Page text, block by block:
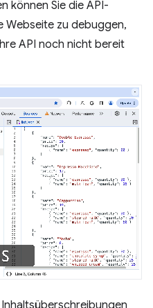
können Sie die API-
Webseite zu debuggen,
API noch nicht bereit